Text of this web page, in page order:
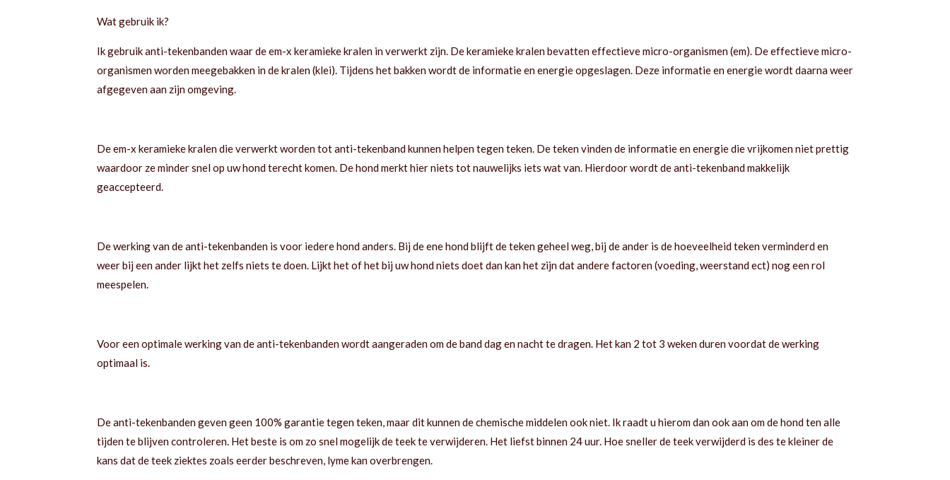
Wat gebruik ik?
Ik gebruik anti-tekenbanden waar de em-x keramieke kralen in verwerkt zijn. De keramieke kralen bevatten effectieve micro-organismen (em). De effectieve micro-
organismen worden meegebakken in de kralen (klei). Tijdens het bakken wordt de informatie en energie opgeslagen. Deze informatie en energie wordt daarna weer
afgegeven aan zijn omgeving.
De em-x keramieke kralen die verwerkt worden tot anti-tekenband kunnen helpen tegen teken. De teken vinden de informatie en energie die vrijkomen niet prettig
waardoor ze minder snel op uw hond terecht komen. De hond merkt hier niets tot nauwelijks iets wat van. Hierdoor wordt de anti-tekenband makkelijk
geaccepteerd.
De werking van de anti-tekenbanden is voor iedere hond anders. Bij de ene hond blijft de teken geheel weg, bij de ander is de hoeveelheid teken verminderd en
weer bij een ander lijkt het zelfs niets te doen. Lijkt het of het bij uw hond niets doet dan kan het zijn dat andere factoren (voeding, weerstand ect) nog een rol
meespelen.
Voor een optimale werking van de anti-tekenbanden wordt aangeraden om de band dag en nacht te dragen. Het kan 2 tot 3 weken duren voordat de werking
optimaal is.
De anti-tekenbanden geven geen 100% garantie tegen teken, maar dit kunnen de chemische middelen ook niet. Ik raadt u hierom dan ook aan om de hond ten alle
tijden te blijven controleren. Het beste is om zo snel mogelijk de teek te verwijderen. Het liefst binnen 24 uur. Hoe sneller de teek verwijderd is des te kleiner de
kans dat de teek ziektes zoals eerder beschreven, lyme kan overbrengen.